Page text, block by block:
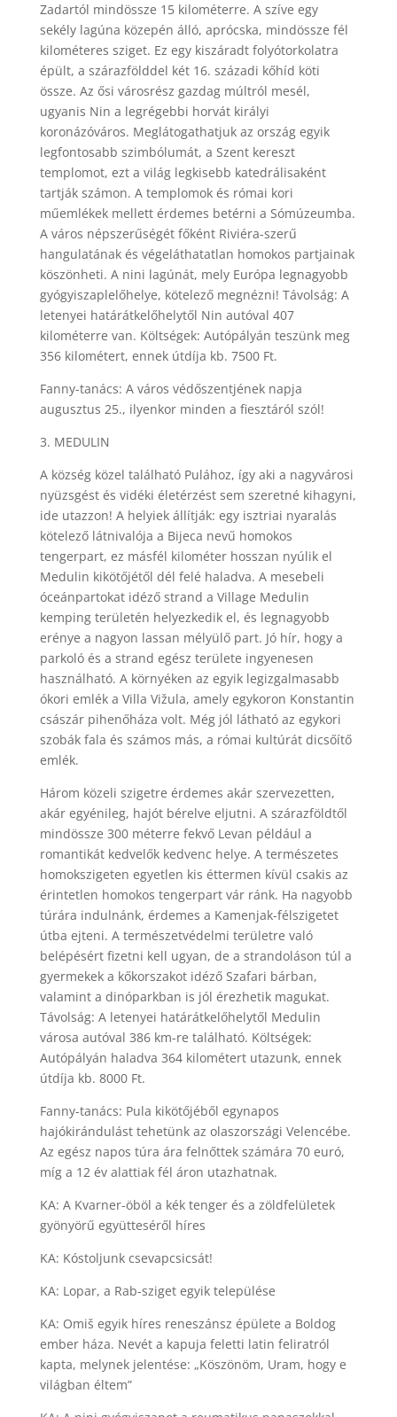
Zadartól mindössze 15 kilométerre. A szíve egy
sekély lagúna közepén álló, aprócska, mindössze fél
kilométeres sziget. Ez egy kiszáradt folyótorkolatra
épült, a szárazfölddel két 16. századi kőhíd köti
össze. Az ősi városrész gazdag múltról mesél,
ugyanis Nin a legrégebbi horvát királyi
koronázóváros. Meglátogathatjuk az ország egyik
legfontosabb szimbólumát, a Szent kereszt
templomot, ezt a világ legkisebb katedrálisaként
tartják számon. A templomok és római kori
műemlékek mellett érdemes betérni a Sómúzeumba.
A város népszerűségét főként Riviéra-szerű
hangulatának és végeláthatatlan homokos partjainak
köszönheti. A nini lagúnát, mely Európa legnagyobb
gyógyiszaplelőhelye, kötelező megnézni! Távolság: A
letenyei határátkelőhelytől Nin autóval 407
kilométerre van. Költségek: Autópályán teszünk meg
356 kilométert, ennek útdíja kb. 7500 Ft.
Fanny-tanács: A város védőszentjének napja
augusztus 25., ilyenkor minden a fiesztáról szól!
3. MEDULIN
A község közel található Pulához, így aki a nagyvárosi
nyüzsgést és vidéki életérzést sem szeretné kihagyni,
ide utazzon! A helyiek állítják: egy isztriai nyaralás
kötelező látnivalója a Bijeca nevű homokos
tengerpart, ez másfél kilométer hosszan nyúlik el
Medulin kikötőjétől dél felé haladva. A mesebeli
óceánpartokat idéző strand a Village Medulin
kemping területén helyezkedik el, és legnagyobb
erénye a nagyon lassan mélyülő part. Jó hír, hogy a
parkoló és a strand egész területe ingyenesen
használható. A környéken az egyik legizgalmasabb
ókori emlék a Villa Vižula, amely egykoron Konstantin
császár pihenőháza volt. Még jól látható az egykori
szobák fala és számos más, a római kultúrát dicsőítő
emlék.
Három közeli szigetre érdemes akár szervezetten,
akár egyénileg, hajót bérelve eljutni. A szárazföldtől
mindössze 300 méterre fekvő Levan például a
romantikát kedvelők kedvenc helye. A természetes
homokszigeten egyetlen kis éttermen kívül csakis az
érintetlen homokos tengerpart vár ránk. Ha nagyobb
túrára indulnánk, érdemes a Kamenjak-félszigetet
útba ejteni. A természetvédelmi területre való
belépésért fizetni kell ugyan, de a strandoláson túl a
gyermekek a kőkorszakot idéző Szafari bárban,
valamint a dinóparkban is jól érezhetik magukat.
Távolság: A letenyei határátkelőhelytől Medulin
városa autóval 386 km-re található. Költségek:
Autópályán haladva 364 kilométert utazunk, ennek
útdíja kb. 8000 Ft.
Fanny-tanács: Pula kikötőjéből egynapos
hajókirándulást tehetünk az olaszországi Velencébe.
Az egész napos túra ára felnőttek számára 70 euró,
míg a 12 év alattiak fél áron utazhatnak.
KA: A Kvarner-öböl a kék tenger és a zöldfelületek
gyönyörű együtteséről híres
KA: Kóstoljunk csevapcsicsát!
KA: Lopar, a Rab-sziget egyik települése
KA: Omiš egyik híres reneszánsz épülete a Boldog
ember háza. Nevét a kapuja feletti latin feliratról
kapta, melynek jelentése: „Köszönöm, Uram, hogy e
világban éltem”